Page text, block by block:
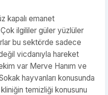
kapalı emanet
ilgililer güler yüzlüler
bu sektörde sadece
vicdanıyla hareket
var Merve Hanım ve
hayvanları konusunda
temizliği konusunu